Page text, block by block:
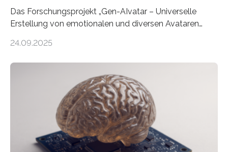
Das Forschungsprojekt „Gen-AIvatar – Universelle
Erstellung von emotionalen und diversen Avataren
Förderung in Höhe von rund 2 Millionen Euro. Dabei
der Universität Bonn und der TH Köln gemeinsam mit
der MindPort GmbH eine neuartige, KI-gestützte
Lösung zur Erzeugung von Emotionen für realistische
Avatare. Gen-AIvatar entwickelt innovative und
kosteneffiziente Methoden, um lebensechte Avatare zu
erstellen. „Besonders wichtig ist uns eine ganzheitliche
Animation, bei der Stimme, Körperbewegung, Gestik
24.09.2025